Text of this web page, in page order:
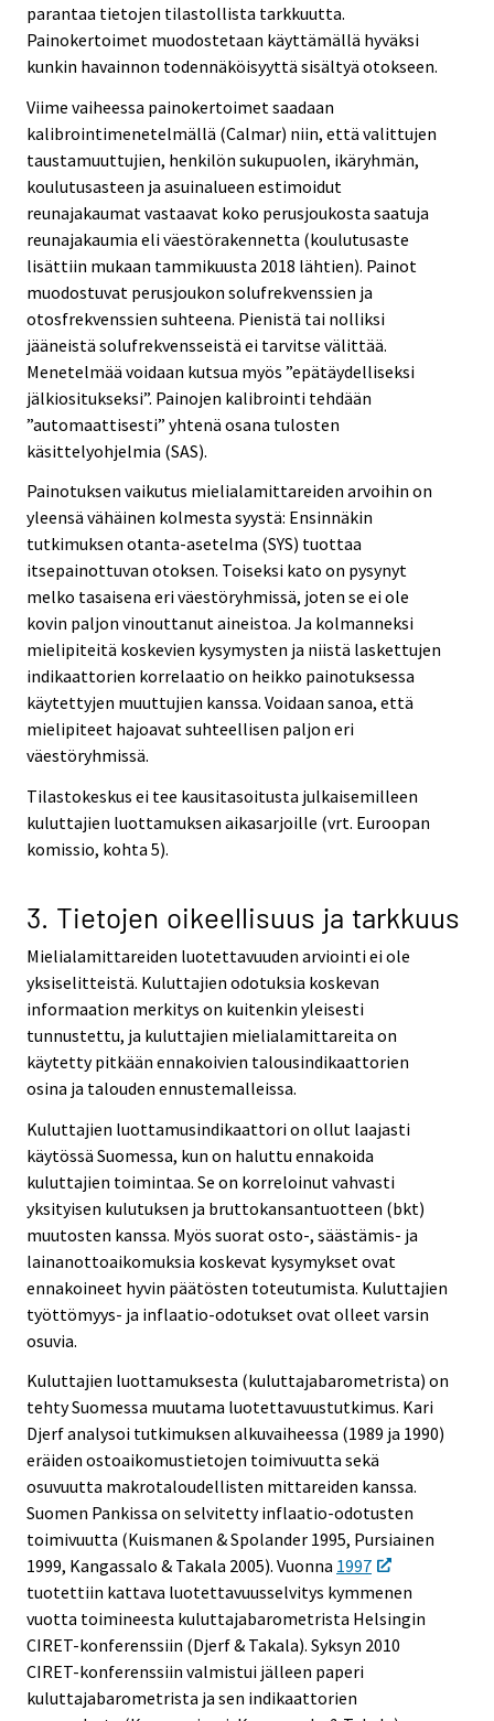
parantaa tietojen tilastollista tarkkuutta.
Painokertoimet muodostetaan käyttämällä hyväksi
kunkin havainnon todennäköisyyttä sisältyä otokseen.
Viime vaiheessa painokertoimet saadaan
kalibrointimenetelmällä (Calmar) niin, että valittujen
taustamuuttujien, henkilön sukupuolen, ikäryhmän,
koulutusasteen ja asuinalueen estimoidut
reunajakaumat vastaavat koko perusjoukosta saatuja
reunajakaumia eli väestörakennetta (koulutusaste
lisättiin mukaan tammikuusta 2018 lähtien). Painot
muodostuvat perusjoukon solufrekvenssien ja
otosfrekvenssien suhteena. Pienistä tai nolliksi
jääneistä solufrekvensseistä ei tarvitse välittää.
Menetelmää voidaan kutsua myös ”epätäydelliseksi
jälkiositukseksi”. Painojen kalibrointi tehdään
”automaattisesti” yhtenä osana tulosten
käsittelyohjelmia (SAS).
Painotuksen vaikutus mielialamittareiden arvoihin on
yleensä vähäinen kolmesta syystä: Ensinnäkin
tutkimuksen otanta-asetelma (SYS) tuottaa
itsepainottuvan otoksen. Toiseksi kato on pysynyt
melko tasaisena eri väestöryhmissä, joten se ei ole
kovin paljon vinouttanut aineistoa. Ja kolmanneksi
mielipiteitä koskevien kysymysten ja niistä laskettujen
indikaattorien korrelaatio on heikko painotuksessa
käytettyjen muuttujien kanssa. Voidaan sanoa, että
mielipiteet hajoavat suhteellisen paljon eri
väestöryhmissä.
Tilastokeskus ei tee kausitasoitusta julkaisemilleen
kuluttajien luottamuksen aikasarjoille (vrt. Euroopan
komissio, kohta 5).
3. Tietojen oikeellisuus ja tarkkuus
Mielialamittareiden luotettavuuden arviointi ei ole
yksiselitteistä. Kuluttajien odotuksia koskevan
informaation merkitys on kuitenkin yleisesti
tunnustettu, ja kuluttajien mielialamittareita on
käytetty pitkään ennakoivien talousindikaattorien
osina ja talouden ennustemalleissa.
Kuluttajien luottamusindikaattori on ollut laajasti
käytössä Suomessa, kun on haluttu ennakoida
kuluttajien toimintaa. Se on korreloinut vahvasti
yksityisen kulutuksen ja bruttokansantuotteen (bkt)
muutosten kanssa. Myös suorat osto-, säästämis- ja
lainanottoaikomuksia koskevat kysymykset ovat
ennakoineet hyvin päätösten toteutumista. Kuluttajien
työttömyys- ja inflaatio-odotukset ovat olleet varsin
osuvia.
Kuluttajien luottamuksesta (kuluttajabarometrista) on
tehty Suomessa muutama luotettavuustutkimus. Kari
Djerf analysoi tutkimuksen alkuvaiheessa (1989 ja 1990)
eräiden ostoaikomustietojen toimivuutta sekä
osuvuutta makrotaloudellisten mittareiden kanssa.
Suomen Pankissa on selvitetty inflaatio-odotusten
toimivuutta (Kuismanen & Spolander 1995, Pursiainen
1999, Kangassalo & Takala 2005). Vuonna 1997
tuotettiin kattava luotettavuusselvitys kymmenen
vuotta toimineesta kuluttajabarometrista Helsingin
CIRET-konferenssiin (Djerf & Takala). Syksyn 2010
CIRET-konferenssiin valmistui jälleen paperi
kuluttajabarometrista ja sen indikaattorien